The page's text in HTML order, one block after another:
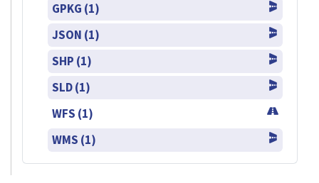
GPKG (1)
JSON (1)
SHP (1)
SLD (1)
WFS (1)
WMS (1)